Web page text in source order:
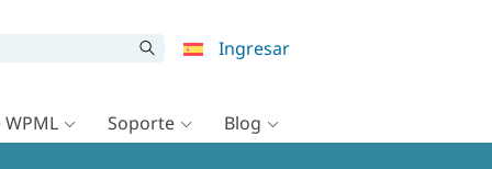
Ingresar
Soporte Blog